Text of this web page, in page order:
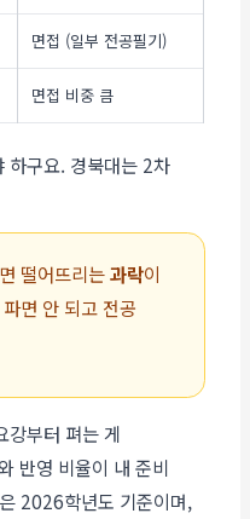
면접 (일부 전공필기)
면접 비중 큼
하구요. 경북대는 2차
떨어뜨리는과락이
면 안 되고 전공
강부터 펴는 게
반영 비율이 내 준비
2026학년도 기준이며,